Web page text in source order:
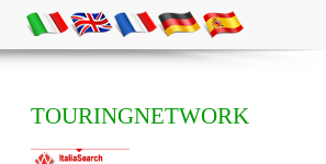
TOURINGNETWORK